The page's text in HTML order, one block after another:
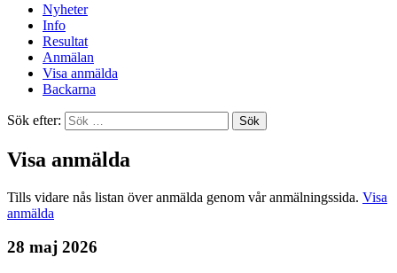
Nyheter
Info
Resultat
Anmälan
Visa anmälda
Backarna
Sök efter:
Visa anmälda
Tills vidare nås listan över anmälda genom vår anmälningssida. Visa
anmälda
28 maj 2026